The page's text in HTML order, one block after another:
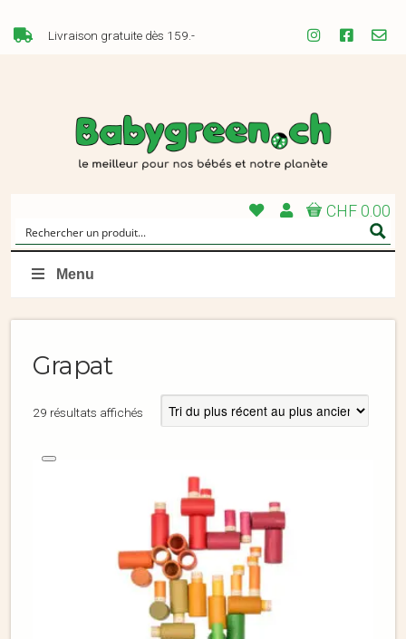
Livraison gratuite dès 159.-
CHF 0.00
Menu
Grapat
29 résultats affichés